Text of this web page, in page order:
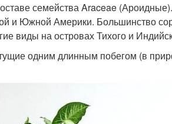
семейства Araceae
и Южной Америки. Большинство
виды на островах Тихого и
одним длинным побегом (в